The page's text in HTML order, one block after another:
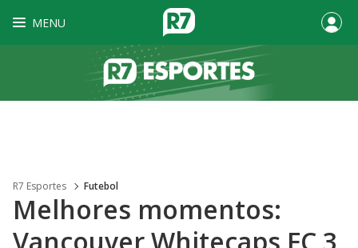
MENU
R7 Esportes Futebol
Melhores momentos: